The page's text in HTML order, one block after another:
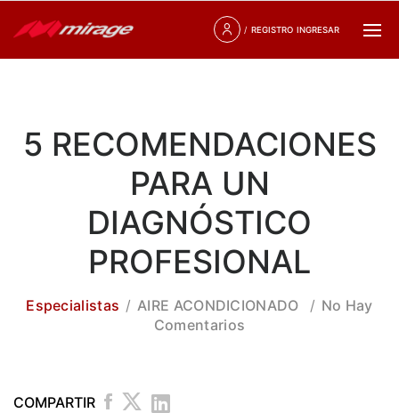
/ REGISTRO INGRESAR
5 RECOMENDACIONES
PARA UN
DIAGNÓSTICO
PROFESIONAL
Especialistas AIRE ACONDICIONADO
No Hay
Comentarios
COMPARTIR